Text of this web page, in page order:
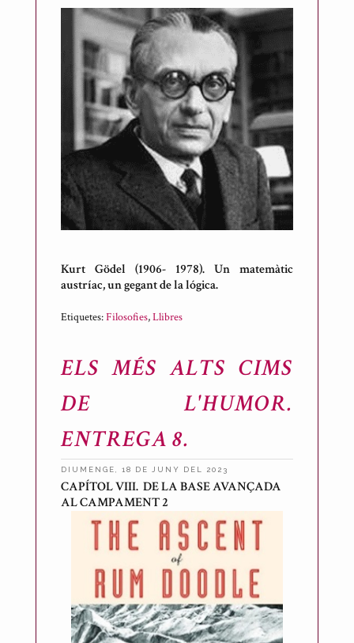
Kurt Gödel (1906- 1978). Un matemàtic
austríac, un gegant de la lógica.
Etiquetes:Filosofies,Llibres
ELS MÉS ALTS CIMS
DE L'HUMOR.
ENTREGA 8.
DIUMENGE, 18 DE JUNY DEL 2023
P
u
CAPÍTOL VIII. DE LA BASE AVANÇADA
AL CAMPAMENT 2